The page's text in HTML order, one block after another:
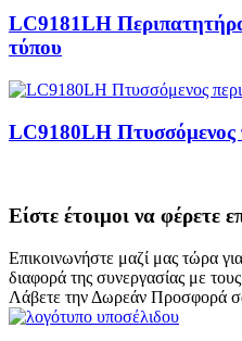
LC9181LH
τύπου
LC9180LH Πτυσσόμενος
Είστε έτοιμοι να φέρετε
Επικοινωνήστε μαζί μας τώρα
διαφορά της συνεργασίας με
Λάβετε την Δωρεάν Προσφορά